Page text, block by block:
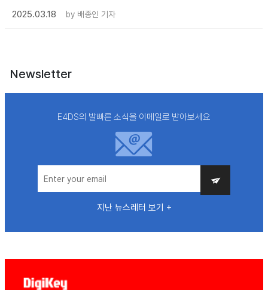
2025.03.18
by 배종인 기자
Newsletter
E4DS의 발빠른 소식을 이메일로 받아보세요
지난 뉴스레터 보기 +